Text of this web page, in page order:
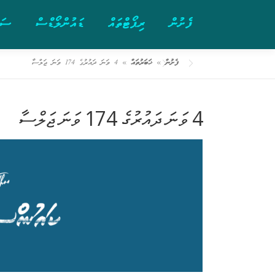
content
ޑައުންލޯޑްސް ރިޕޯޓްތައް ފެށުން
ފެށުން»ޚަބަރުތައް » 4 ވަނަ ދައުރުގެ 174 ވަނަ ޖަލްސާ
4 ވަނަ ދައުރުގެ 174 ވަނަ ޖަލްސާ